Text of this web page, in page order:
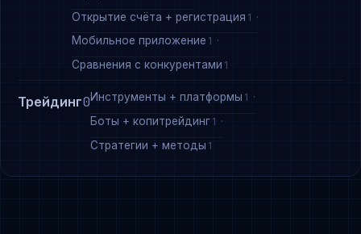
Открытие счёта + регистрация 1
Мобильное приложение 1
Сравнения с конкурентами 1
Трейдинг0Инструменты + платформы 1
Боты + копитрейдинг 1
Стратегии + методы 1